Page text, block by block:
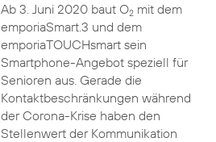
Ab 3. Juni 2020 baut O2mit dem
emporiaSmart.3 und dem
emporiaTOUCHsmart sein
Smartphone-Angebot speziell für
Senioren aus. Gerade die
Kontaktbeschränkungen während
der Corona-Krise haben den
Stellenwert der Kommunikation